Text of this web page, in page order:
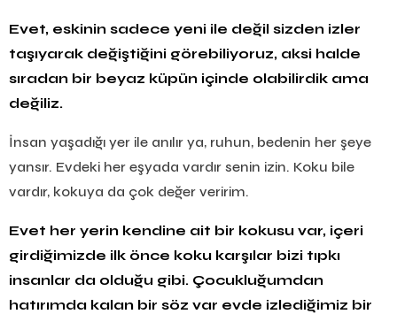
Evet, eskinin sadece yeni ile değil sizden izler
taşıyarak değiştiğini görebiliyoruz, aksi halde
sıradan bir beyaz küpün içinde olabilirdik ama
değiliz.
İnsan yaşadığı yer ile anılır ya, ruhun, bedenin her şeye
yansır. Evdeki her eşyada vardır senin izin. Koku bile
vardır, kokuya da çok değer veririm.
Evet her yerin kendine ait bir kokusu var, içeri
girdiğimizde ilk önce koku karşılar bizi tıpkı
insanlar da olduğu gibi. Çocukluğumdan
hatırımda kalan bir söz var evde izlediğimiz bir